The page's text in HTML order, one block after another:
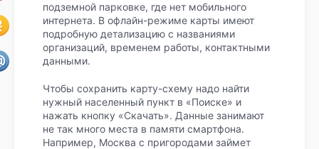
подземной парковке, где нет мобильного
интернета. В офлайн-режиме карты имеют
подробную детализацию с названиями
организаций, временем работы, контактными
данными.
Чтобы сохранить карту-схему надо найти
нужный населенный пункт в «Поиске» и
нажать кнопку «Скачать». Данные занимают
не так много места в памяти смартфона.
Например, Москва с пригородами займет